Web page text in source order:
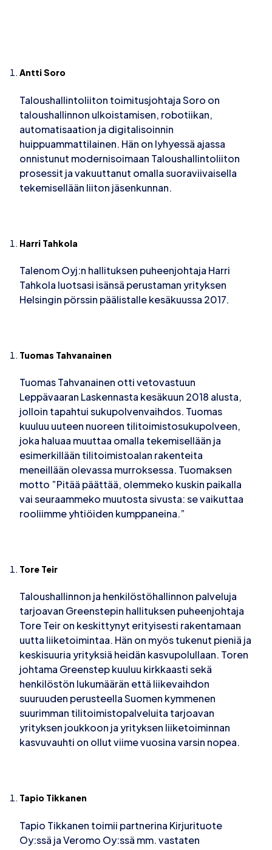
Antti Soro
Taloushallintoliiton toimitusjohtaja Soro on
taloushallinnon ulkoistamisen, robotiikan,
automatisaation ja digitalisoinnin
huippuammattilainen. Hän on lyhyessä ajassa
onnistunut modernisoimaan Taloushallintoliiton
prosessit ja vakuuttanut omalla suoraviivaisella
tekemisellään liiton jäsenkunnan.
Harri Tahkola
Talenom Oyj:n hallituksen puheenjohtaja Harri
Tahkola luotsasi isänsä perustaman yrityksen
Helsingin pörssin päälistalle kesäkuussa 2017.
Tuomas Tahvanainen
Tuomas Tahvanainen otti vetovastuun
Leppävaaran Laskennasta kesäkuun 2018 alusta,
jolloin tapahtui sukupolvenvaihdos. Tuomas
kuuluu uuteen nuoreen tilitoimistosukupolveen,
joka haluaa muuttaa omalla tekemisellään ja
esimerkillään tilitoimistoalan rakenteita
meneillään olevassa murroksessa. Tuomaksen
motto ”Pitää päättää, olemmeko kuskin paikalla
vai seuraammeko muutosta sivusta: se vaikuttaa
rooliimme yhtiöiden kumppaneina.”
Tore Teir
Taloushallinnon ja henkilöstöhallinnon palveluja
tarjoavan Greenstepin hallituksen puheenjohtaja
Tore Teir on keskittynyt erityisesti rakentamaan
uutta liiketoimintaa. Hän on myös tukenut pieniä ja
keskisuuria yrityksiä heidän kasvupolullaan. Toren
johtama Greenstep kuuluu kirkkaasti sekä
henkilöstön lukumäärän että liikevaihdon
suuruuden perusteella Suomen kymmenen
suurimman tilitoimistopalveluita tarjoavan
yrityksen joukkoon ja yrityksen liiketoiminnan
kasvuvauhti on ollut viime vuosina varsin nopea.
Tapio Tikkanen
Tapio Tikkanen toimii partnerina Kirjurituote
Oy:ssä ja Veromo Oy:ssä mm. vastaten